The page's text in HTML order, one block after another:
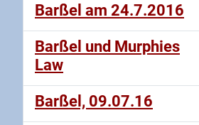
Barßel am 24.7.2016
Barßel und Murphies
Law
Barßel, 09.07.16